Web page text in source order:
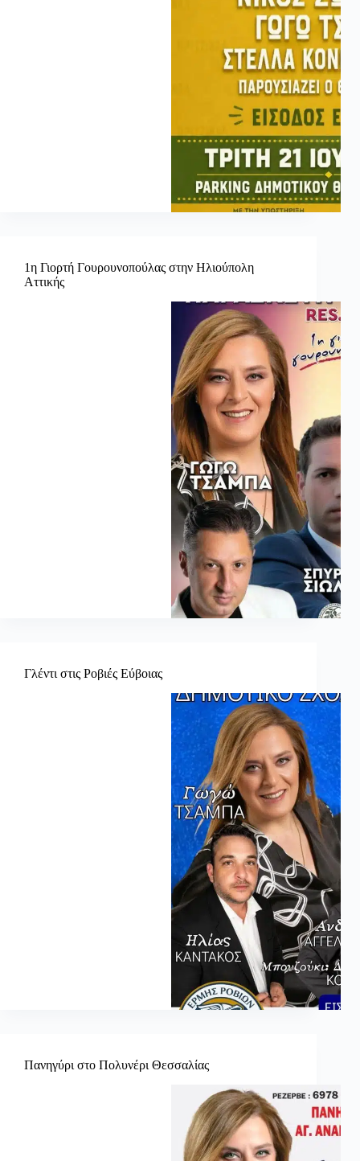
1η Γιορτή Γουρουνοπούλας στην Ηλιούπολη
Αττικής
Γλέντι στις Ροβιές Εύβοιας
Πανηγύρι στο Πολυνέρι Θεσσαλίας